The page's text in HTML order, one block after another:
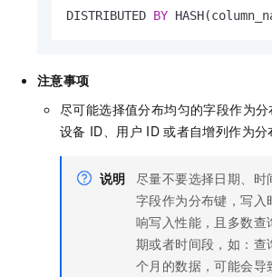
DISTRIBUTED BY
注意事项
尽可能选择值分布均匀的字段作为
设备 ID、用户 ID 或者自增列作为分
说明
尽量不要选择日期、时
字段作为分布键，写入
响写入性能，且多数查
期或者时间段，如：查
个月的数据，可能会导